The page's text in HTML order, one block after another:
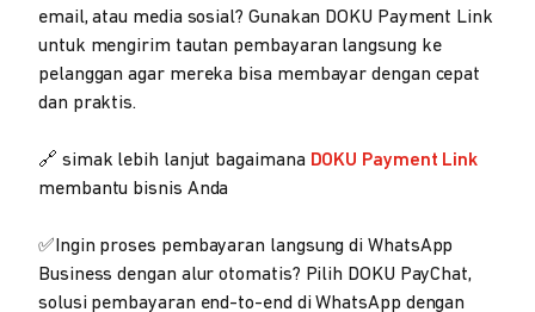
email, atau media sosial? Gunakan DOKU Payment Link
untuk mengirim tautan pembayaran langsung ke
pelanggan agar mereka bisa membayar dengan cepat
dan praktis.
🔗 simak lebih lanjut bagaimana DOKU Payment Link
membantu bisnis Anda
✅Ingin proses pembayaran langsung di WhatsApp
Business dengan alur otomatis? Pilih DOKU PayChat,
solusi pembayaran end-to-end di WhatsApp dengan